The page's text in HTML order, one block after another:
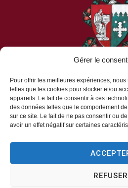
Gérer le
Pour offrir les meilleures expériences,
telles que les cookies pour stocker et/ou
appareils. Le fait de consentir à ces
des données telles que le comportement
sur ce site. Le fait de ne pas consentir ou
avoir un effet négatif sur certaines
REFUSER
Mairie
1 Rue des
42330 –